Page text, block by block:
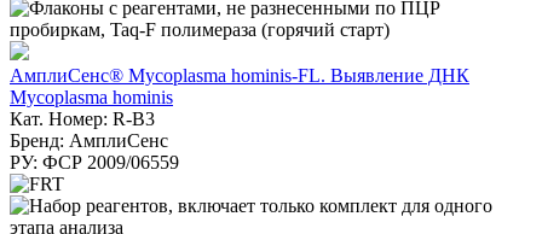
АмплиСенс® Mycoplasma hominis-FL. Выявление ДНК
Mycoplasma hominis
Кат. Номер: R-B3
Бренд: АмплиСенс
РУ: ФСР 2009/06559